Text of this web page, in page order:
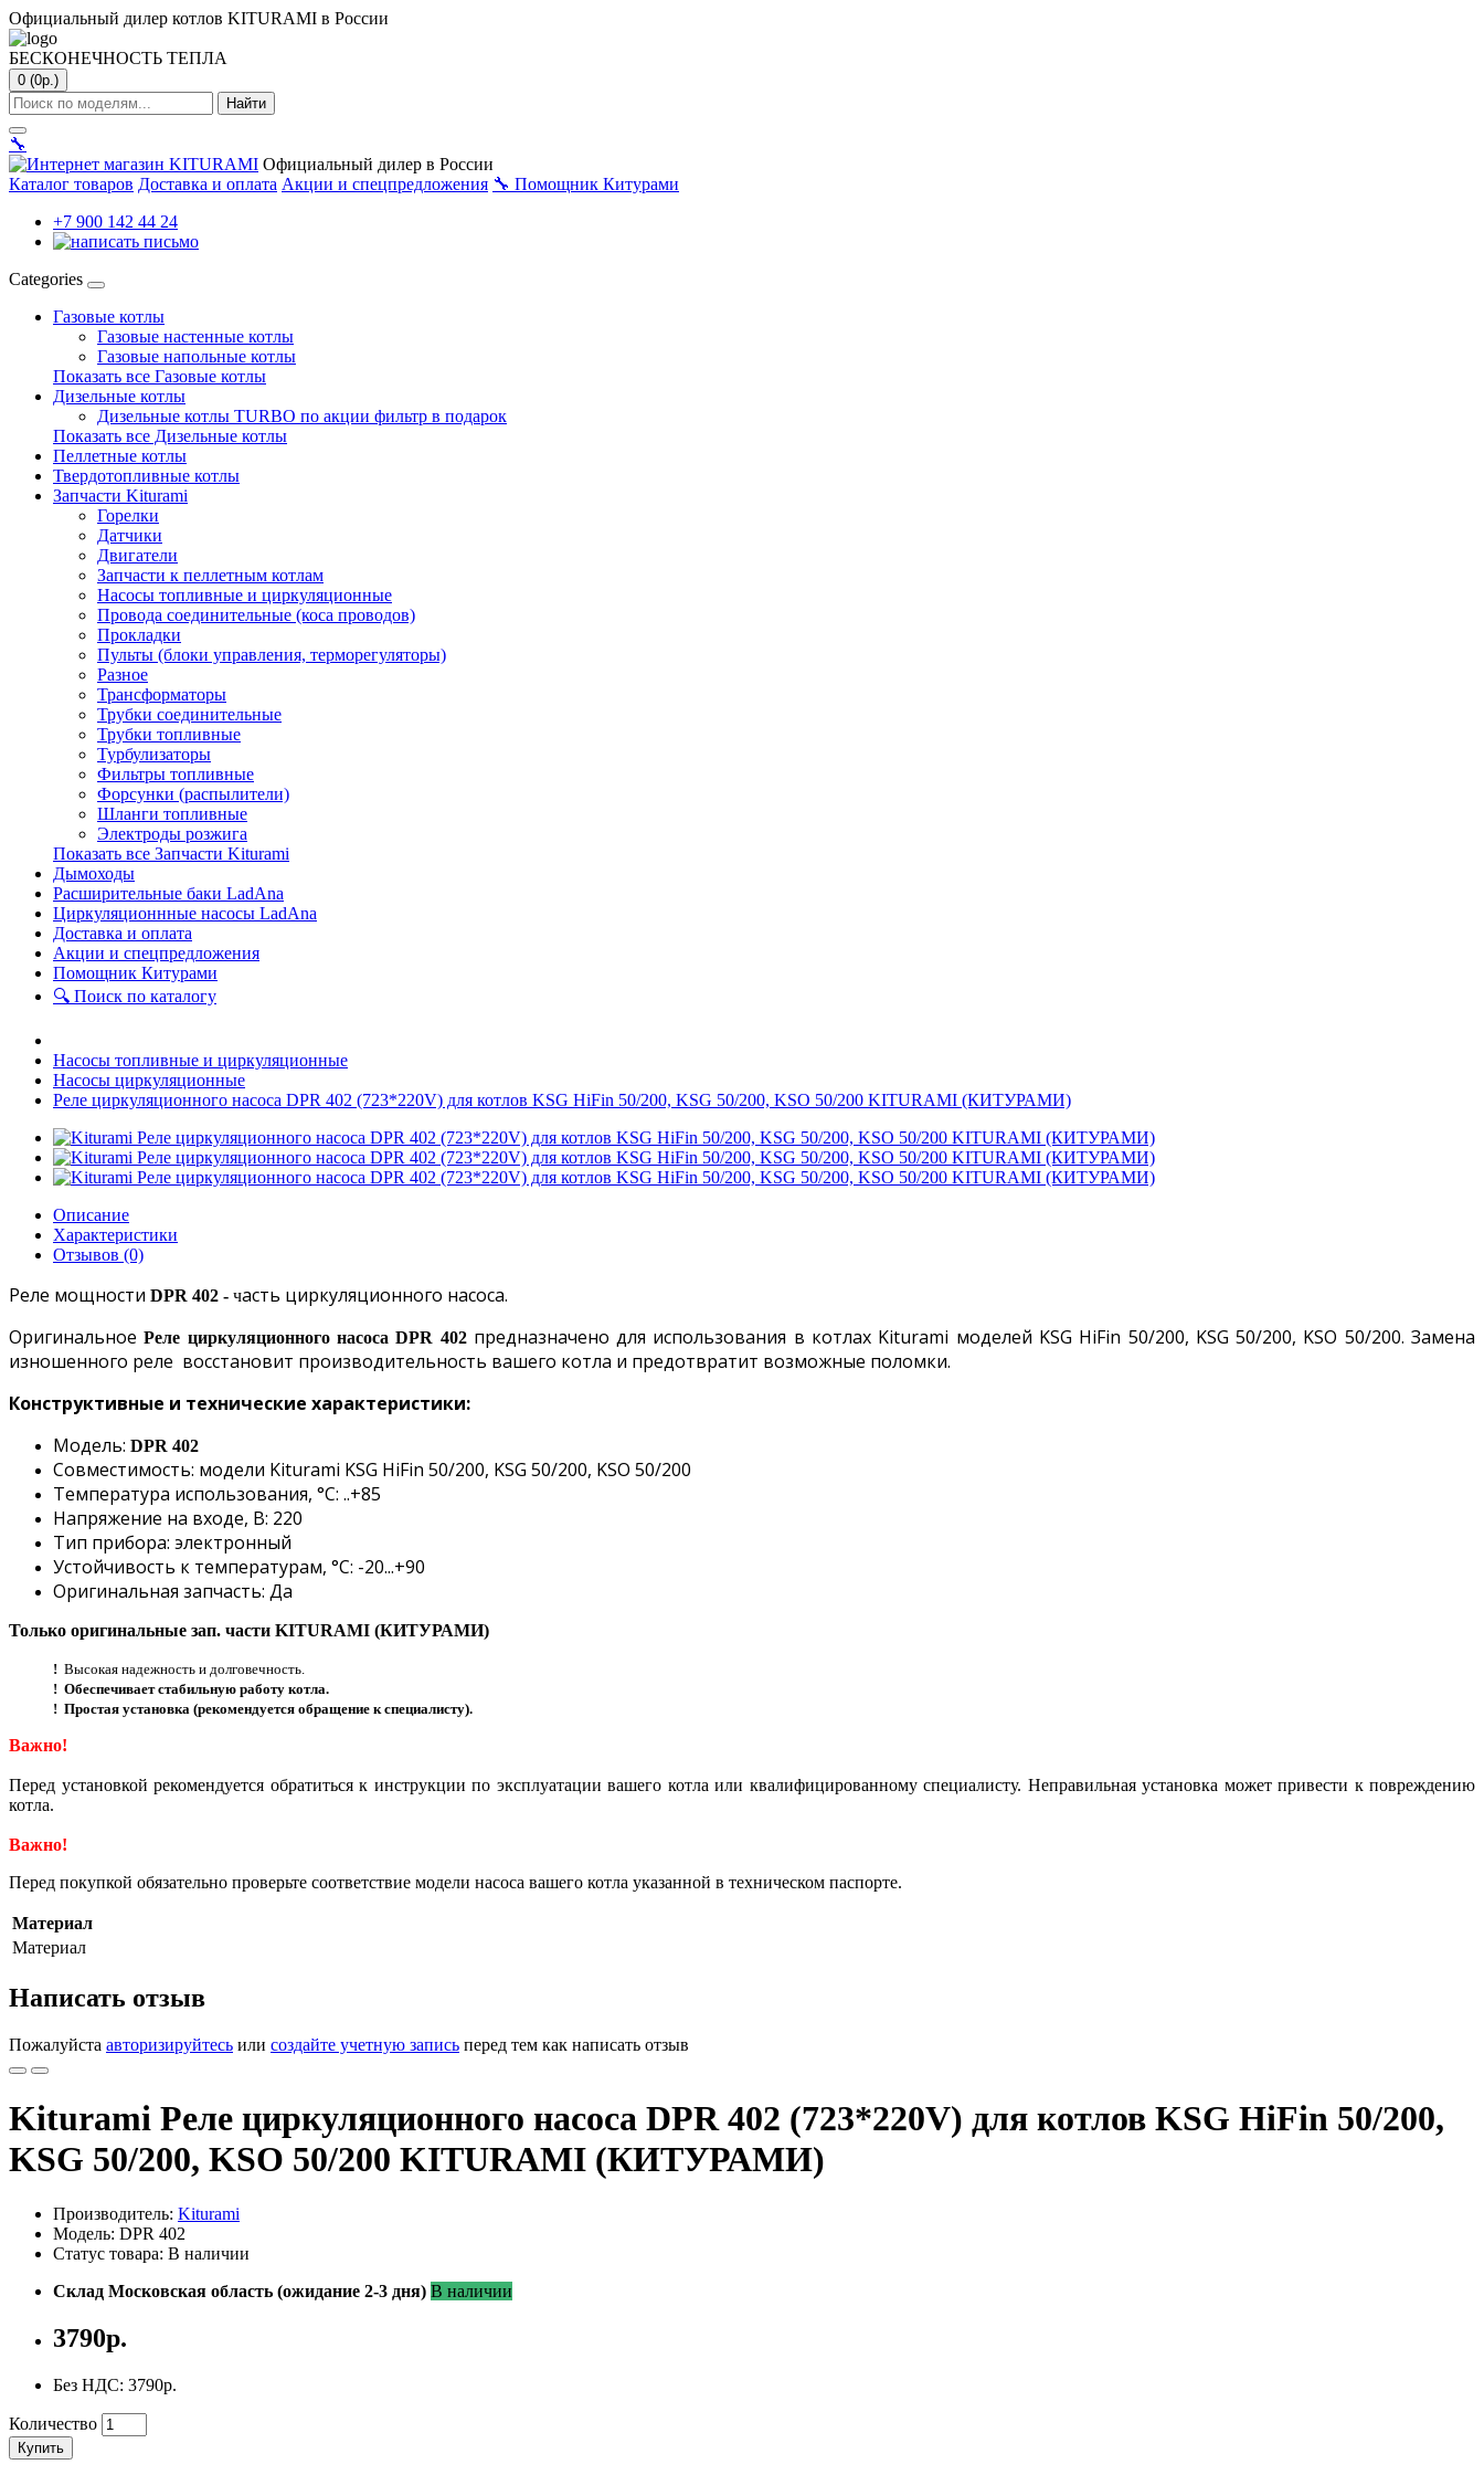
Официальный дилер котлов KITURAMI в России
БЕСКОНЕЧНОСТЬ ТЕПЛА
0 (0р.)
Найти
🔧
Официальный дилер в России
Каталог товаров Доставка и оплата Акции и спецпредложения 🔧 Помощник Китурами
+7 900 142 44 24
Categories
Газовые котлы
Газовые настенные котлы
Газовые напольные котлы
Показать все Газовые котлы
Дизельные котлы
Дизельные котлы TURBO по акции фильтр в подарок
Показать все Дизельные котлы
Пеллетные котлы
Твердотопливные котлы
Запчасти Kiturami
Горелки
Датчики
Двигатели
Запчасти к пеллетным котлам
Насосы топливные и циркуляционные
Провода соединительные (коса проводов)
Прокладки
Пульты (блоки управления, терморегуляторы)
Разное
Трансформаторы
Трубки соединительные
Трубки топливные
Турбулизаторы
Фильтры топливные
Форсунки (распылители)
Шланги топливные
Электроды розжига
Показать все Запчасти Kiturami
Дымоходы
Расширительные баки LadAna
Циркуляционнные насосы LadAna
Доставка и оплата
Акции и спецпредложения
Помощник Китурами
🔍 Поиск по каталогу
Насосы топливные и циркуляционные
Насосы циркуляционные
Реле циркуляционного насоса DPR 402 (723*220V) для котлов KSG HiFin 50/200, KSG 50/200, KSO 50/200 KITURAMI (КИТУРАМИ)
Описание
Характеристики
Отзывов (0)
Реле мощности DPR 402 - часть циркуляционного насоса.
ОригинальноеРеле циркуляционного насоса DPR 402предназначено для использования в котлах Kiturami моделей KSG HiFin 50/200, KSG 50/200, KSO 50/200. Замена
изношенного реле восстановит производительность вашего котла и предотвратит возможные поломки.
Конструктивные и технические характеристики:
Модель: DPR 402
Совместимость: модели Kiturami KSG HiFin 50/200, KSG 50/200, KSO 50/200
Температура использования, °С: ..+85
Напряжение на входе, В: 220
Тип прибора: электронный
Устойчивость к температурам, °С: -20...+90
Оригинальная запчасть: Да
Только оригинальные зап. части KITURAMI (КИТУРАМИ)
! Высокая надежность и долговечность.
! Обеспечивает стабильную работу котла.
! Простая установка (рекомендуется обращение к специалисту).
Важно!
Перед установкой рекомендуется обратиться к инструкции по эксплуатации вашего котла или квалифицированному специалисту. Неправильная установка может привести к повреждению
котла.
Важно!
Перед покупкой обязательно проверьте соответствие модели насоса вашего котла указанной в техническом паспорте.
Материал
Материал
Написать отзыв
Пожалуйста авторизируйтесь или создайте учетную запись перед тем как написать отзыв
Kiturami Реле циркуляционного насоса DPR 402 (723*220V) для котлов KSG HiFin 50/200,
KSG 50/200, KSO 50/200 KITURAMI (КИТУРАМИ)
Производитель: Kiturami
Модель: DPR 402
Статус товара: В наличии
Склад Московская область (ожидание 2-3 дня) В наличии
3790р.
Без НДС: 3790р.
Количество
Купить